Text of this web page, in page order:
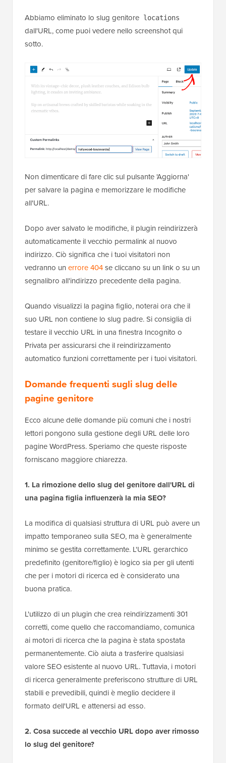
Abbiamo eliminato lo slug genitore locations
dall'URL, come puoi vedere nello screenshot qui
sotto.
Non dimenticare di fare clic sul pulsante 'Aggiorna'
per salvare la pagina e memorizzare le modifiche
all'URL.
Dopo aver salvato le modifiche, il plugin reindirizzerà
automaticamente il vecchio permalink al nuovo
indirizzo. Ciò significa che i tuoi visitatori non
vedranno un errore 404se cliccano su un link o su un
segnalibro all'indirizzo precedente della pagina.
Quando visualizzi la pagina figlio, noterai ora che il
suo URL non contiene lo slug padre. Si consiglia di
testare il vecchio URL in una finestra Incognito o
Privata per assicurarsi che il reindirizzamento
automatico funzioni correttamente per i tuoi visitatori.
Domande frequenti sugli slug delle
pagine genitore
Ecco alcune delle domande più comuni che i nostri
lettori pongono sulla gestione degli URL delle loro
pagine WordPress. Speriamo che queste risposte
forniscano maggiore chiarezza.
1. La rimozione dello slug del genitore dall'URL di
una pagina figlia influenzerà la mia SEO?
La modifica di qualsiasi struttura di URL può avere un
impatto temporaneo sulla SEO, ma è generalmente
minimo se gestita correttamente. L'URL gerarchico
predefinito (genitore/figlio) è logico sia per gli utenti
che per i motori di ricerca ed è considerato una
buona pratica.
L'utilizzo di un plugin che crea reindirizzamenti 301
corretti, come quello che raccomandiamo, comunica
ai motori di ricerca che la pagina è stata spostata
permanentemente. Ciò aiuta a trasferire qualsiasi
valore SEO esistente al nuovo URL. Tuttavia, i motori
di ricerca generalmente preferiscono strutture di URL
stabili e prevedibili, quindi è meglio decidere il
formato dell'URL e attenersi ad esso.
2. Cosa succede al vecchio URL dopo aver rimosso
lo slug del genitore?